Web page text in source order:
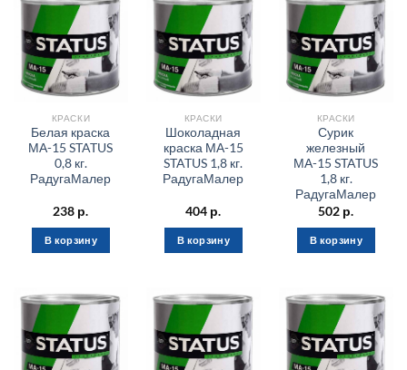
КРАСКИ
Белая краска
МА-15 STATUS
0,8 кг.
РадугаМалер
238 р.
В корзину
КРАСКИ
Шоколадная
краска МА-15
STATUS 1,8 кг.
РадугаМалер
404 р.
В корзину
КРАСКИ
Сурик
железный
МА-15 STATUS
1,8 кг.
РадугаМалер
502 р.
В корзину